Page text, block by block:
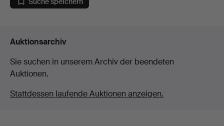
Auktionsarchiv
Sie suchen in unserem Archiv der beendeten
Auktionen.
Stattdessen laufende Auktionen anzeigen.